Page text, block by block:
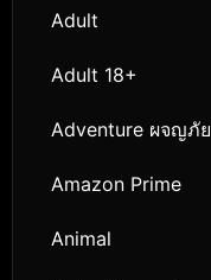
Adult
Adult 18+
Adventure ผจญภัย
Amazon Prime
Animal